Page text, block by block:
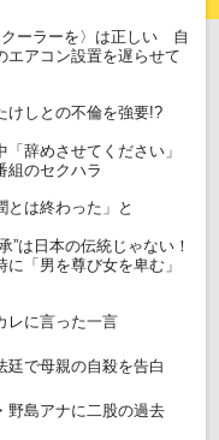
クーラーを〉は正しい 自
エアコン設置を遅らせて
けしとの不倫を強要!?
辞めさせてください」
組のセクハラ
とは終わった」と
”は日本の伝統じゃない！
に「男を尊び女を卑む」
レに言った一言
廷で母親の自殺を告白
野島アナに二股の過去